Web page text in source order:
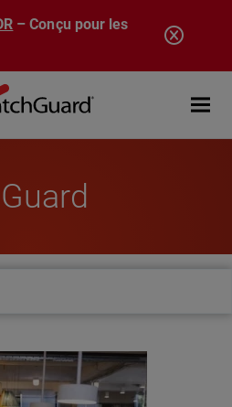
– Conçu pour les
Open